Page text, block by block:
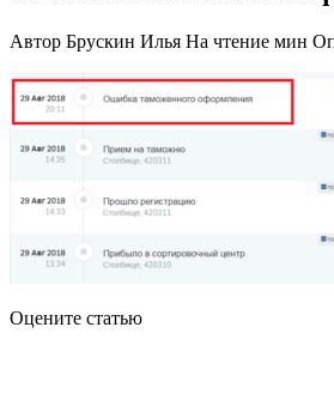
Автор Брускин Илья На чтение мин
Оцените статью